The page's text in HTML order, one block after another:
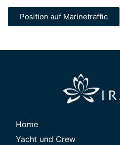
Position auf Marinetraffic
Home
Yacht und Crew